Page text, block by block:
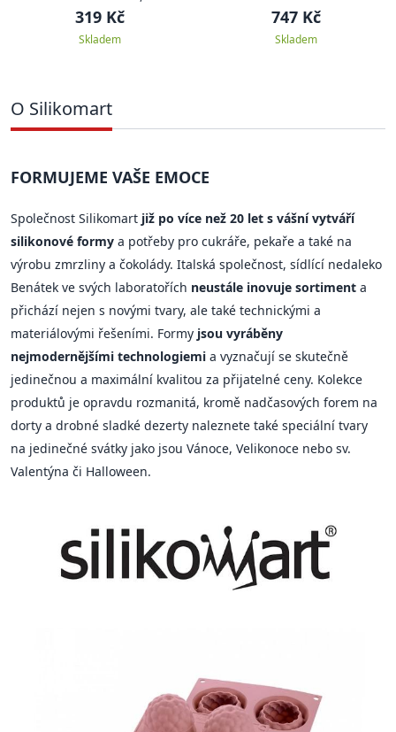
319 Kč
Skladem
Ice Glow
747 Kč
Skladem
O Silikomart
FORMUJEME VAŠE EMOCE
Společnost Silikomart již po více než 20 let s vášní vytváří
silikonové formy a potřeby pro cukráře, pekaře a také na
výrobu zmrzliny a čokolády. Italská společnost, sídlící nedaleko
Benátek ve svých laboratořích neustále inovuje sortiment a
přichází nejen s novými tvary, ale také technickými a
materiálovými řešeními. Formy jsou vyráběny
nejmodernějšími technologiemi a vyznačují se skutečně
jedinečnou a maximální kvalitou za přijatelné ceny. Kolekce
produktů je opravdu rozmanitá, kromě nadčasových forem na
dorty a drobné sladké dezerty naleznete také speciální tvary
na jedinečné svátky jako jsou Vánoce, Velikonoce nebo sv.
Valentýna či Halloween.